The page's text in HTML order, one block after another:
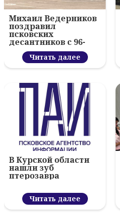
Михаил Ведерников
поздравил
псковских
десантников с 96-
летием ВДВ и
вручил награды
Читать далее
В Курской области
нашли зуб
птерозавра
Читать далее